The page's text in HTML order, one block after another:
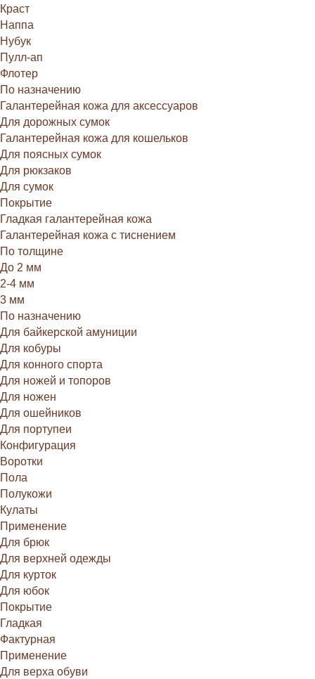
Краст
Наппа
Нубук
Пулл-ап
Флотер
По назначению
Галантерейная кожа для аксессуаров
Для дорожных сумок
Галантерейная кожа для кошельков
Для поясных сумок
Для рюкзаков
Для сумок
Покрытие
Гладкая галантерейная кожа
Галантерейная кожа с тиснением
По толщине
До 2 мм
2-4 мм
3 мм
По назначению
Для байкерской амуниции
Для кобуры
Для конного спорта
Для ножей и топоров
Для ножен
Для ошейников
Для портупеи
Конфигурация
Воротки
Пола
Полукожи
Кулаты
Применение
Для брюк
Для верхней одежды
Для курток
Для юбок
Покрытие
Гладкая
Фактурная
Применение
Для верха обуви